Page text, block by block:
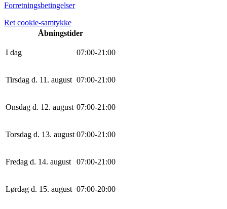
Forretningsbetingelser
Ret cookie-samtykke
Åbningstider
I dag 07:00-21 :00
Tirsdag d. 11. august 07:00-21 :00
Onsdag d. 12. august 07:00-21 :00
Torsdag d. 13. august 07:00-21 :00
Fredag d. 14. august 07:00-21 :00
Lørdag d. 15. august 07:00-20:00